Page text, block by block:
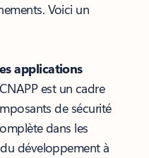
Voici un
applications
CNAPP est un cadre
de sécurité
dans les
développement à